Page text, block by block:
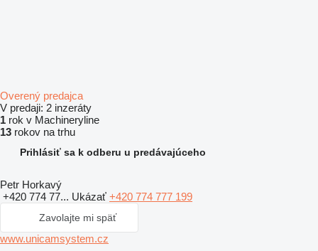
Overený predajca
V predaji: 2 inzeráty
1 rok v Machineryline
13 rokov na trhu
Prihlásiť sa k odberu u predávajúceho
Petr Horkavý
+420 774 77... Ukázať +420 774 777 199
Zavolajte mi späť
www.unicamsystem.cz